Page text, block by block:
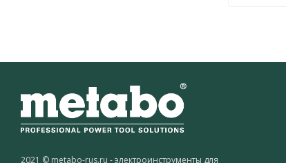
2021 © metabo-rus.ru - электроинструменты для